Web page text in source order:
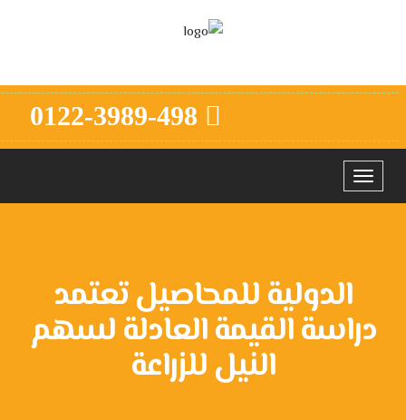
Toggle
navigation
الدولية للمحاصيل تعتمد
دراسة القيمة العادلة لسهم
النيل للزراعة